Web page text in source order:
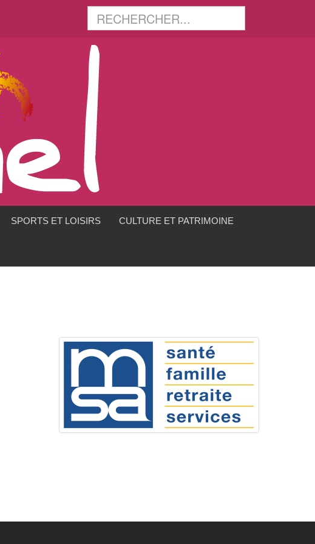
SPORTS ET LOISIRS CULTURE ET PATRIMOINE